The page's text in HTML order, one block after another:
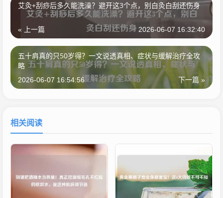
艾灸+刮痧后多久能洗澡？避开这3个点，别白灸白刮还伤身
« 上一篇 2026-06-07 16:32:40
五十肩真的只50岁得？一文说透真相、症状与缓解治疗全攻
略
下一篇 »
2026-06-07 16:54:56
相关阅读